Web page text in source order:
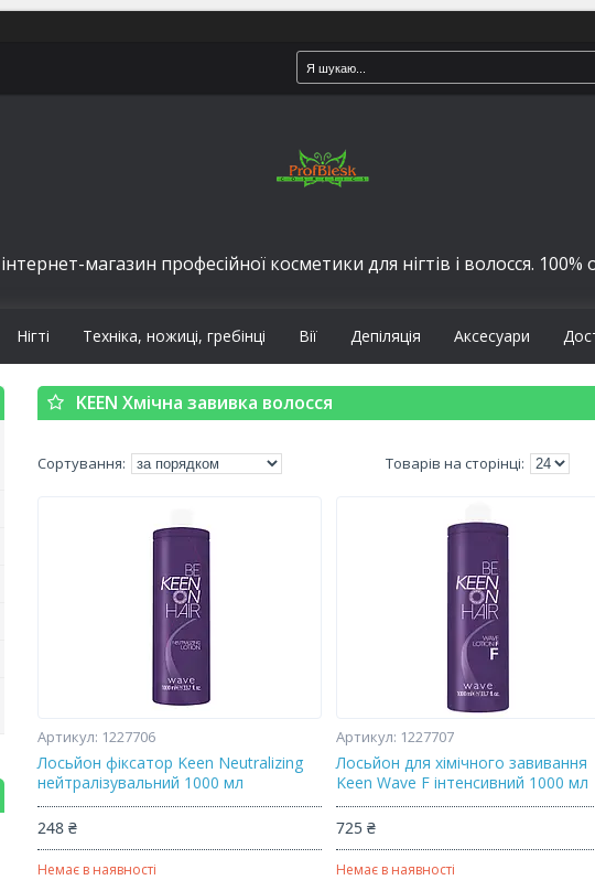
магазин професійної косметики для нігтів і волосся. 100%
Нігті Техніка, ножиці, гребінці Вії Депіляція Аксесуари
KEEN Хмічна завивка волосся
1227706
Лосьйон фіксатор Keen Neutralizing
нейтралізувальний 1000 мл
248 ₴
Немає в наявності
1227707
Лосьйон для хімічного завивання
Keen Wave F інтенсивний 1000 мл
725 ₴
Немає в наявності